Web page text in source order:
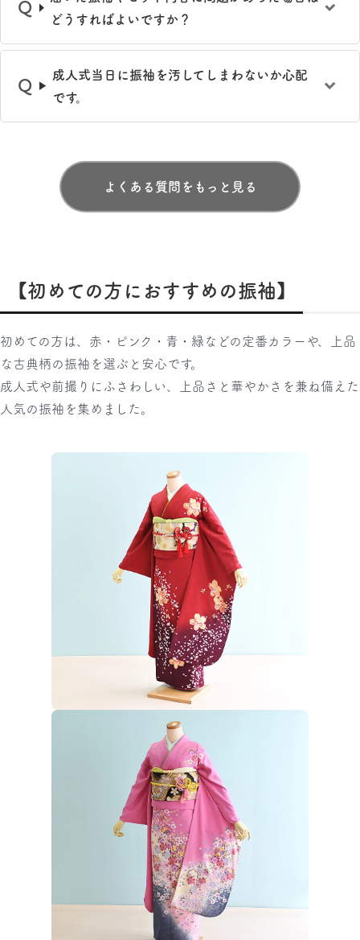
どうすればよいですか？
成人式当日に振袖を汚してしまわないか心配
です。
よくある質問をもっと見る
【初めての方におすすめの振袖】
初めての方は、赤・ピンク・青・緑などの定番カラーや、上品
な古典柄の振袖を選ぶと安心です。
成人式や前撮りにふさわしい、上品さと華やかさを兼ね備えた
人気の振袖を集めました。